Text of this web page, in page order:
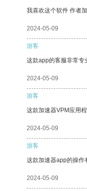
我喜欢这个软件 作者
2024-05-09
游客
这款app的客服非常专
2024-05-09
游客
这款加速器VPM应用
2024-05-09
游客
这款加速器app的操作
2024-05-09